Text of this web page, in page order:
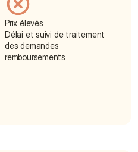
Prix élevés
Délai et suivi de traitement
des demandes
remboursements